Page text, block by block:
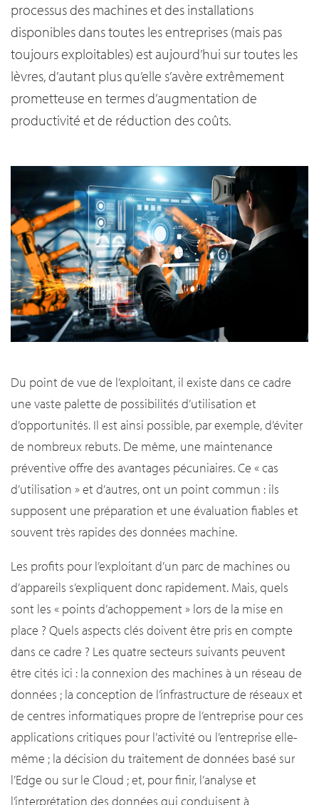
processus des machines et des installations
disponibles dans toutes les entreprises (mais pas
toujours exploitables) est aujourd’hui sur toutes les
lèvres, d’autant plus qu’elle s’avère extrêmement
prometteuse en termes d’augmentation de
productivité et de réduction des coûts.
Du point de vue de l’exploitant, il existe dans ce cadre
une vaste palette de possibilités d’utilisation et
d’opportunités. Il est ainsi possible, par exemple, d’éviter
de nombreux rebuts. De même, une maintenance
préventive offre des avantages pécuniaires. Ce « cas
d’utilisation » et d’autres, ont un point commun : ils
supposent une préparation et une évaluation fiables et
souvent très rapides des données machine.
Les profits pour l’exploitant d’un parc de machines ou
d’appareils s’expliquent donc rapidement. Mais, quels
sont les « points d’achoppement » lors de la mise en
place ? Quels aspects clés doivent être pris en compte
dans ce cadre ? Les quatre secteurs suivants peuvent
être cités ici : la connexion des machines à un réseau de
données ; la conception de l’infrastructure de réseaux et
de centres informatiques propre de l’entreprise pour ces
applications critiques pour l’activité ou l’entreprise elle-
même ; la décision du traitement de données basé sur
l’Edge ou sur le Cloud ; et, pour finir, l’analyse et
l’interprétation des données qui conduisent à